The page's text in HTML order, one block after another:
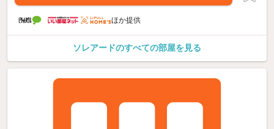
ほか提供
ソレアードのすべての部屋を見る